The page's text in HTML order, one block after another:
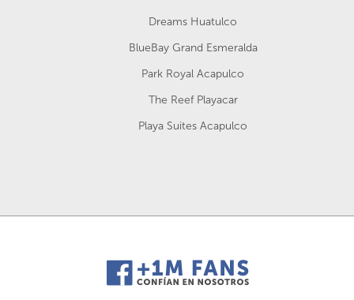
Dreams Huatulco
BlueBay Grand Esmeralda
Park Royal Acapulco
The Reef Playacar
Playa Suites Acapulco